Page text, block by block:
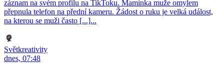
záznam na svém profilu na TikToku. Maminka muže omylem
přepnula telefon na přední kameru. Žádost o ruku je velká událost,
na kterou se muži často [...]...
Světkreativity
dnes, 07:48